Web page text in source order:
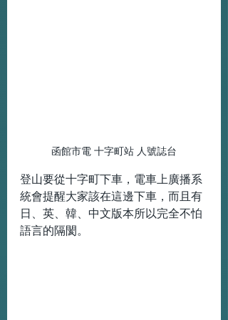
函館市電 十字町站 人號誌台
登山要從十字町下車，電車上廣播系
統會提醒大家該在這邊下車，而且有
日、英、韓、中文版本所以完全不怕
語言的隔閡。